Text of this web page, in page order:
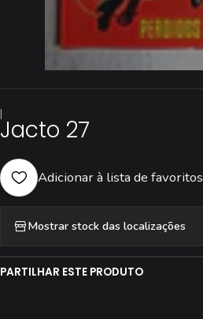
|
Jacto 27
Adicionar à lista de favoritos
Mostrar stock das localizações
PARTILHAR ESTE PRODUTO